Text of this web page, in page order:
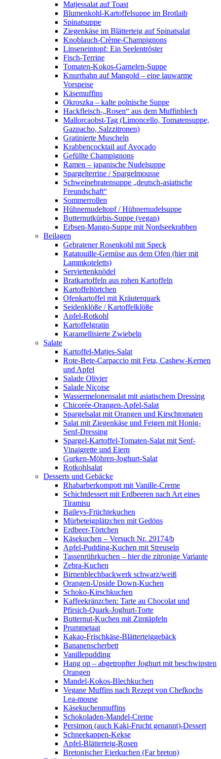
Matjessalat auf Toast
Blumenkohl-Kartoffelsuppe im Brotlaib
Spinatsuppe
Ziegenkäse im Blätterteig auf Spinatsalat
Knoblauch-Crème-Champignons
Linseneintopf: Ein Seelentröster
Fisch-Terrine
Tomaten-Kokos-Garnelen-Suppe
Knurrhahn auf Mangold – eine lauwarme
Vorspeise
Käsemuffins
Okroszka – kalte polnische Suppe
Hackfleisch-„Rosen“ aus dem Muffinblech
Mallorcaobst-Tag (Limoncello, Tomatensuppe,
Gazpacho, Salzzitronen)
Gratinierte Muscheln
Krabbencocktail auf Avocado
Gefüllte Champignons
Ramen – japanische Nudelsuppe
Spargelterrine / Spargelmousse
Schweinebratensuppe „deutsch-asiatische
Freundschaft“
Sommerrollen
Hühnernudeltopf / Hühnernudelsuppe
Butternutkürbis-Suppe (vegan)
Erbsen-Mango-Suppe mit Nordseekrabben
Beilagen
Gebratener Rosenkohl mit Speck
Ratatouille-Gemüse aus dem Ofen (hier mit
Lammkoteletts)
Serviettenknödel
Bratkartoffeln aus rohen Kartoffeln
Kartoffeltörtchen
Ofenkartoffel mit Kräuterquark
Seidenklöße / Kartoffelklöße
Apfel-Rotkohl
Kartoffelgratin
Karamellisierte Zwiebeln
Salate
Kartoffel-Matjes-Salat
Rote-Bete-Carpaccio mit Feta, Cashew-Kernen
und Apfel
Salade Olivier
Salade Niçoise
Wassermelonensalat mit asiatischem Dressing
Chicorée-Orangen-Apfel-Salat
Spargelsalat mit Orangen und Kirschtomaten
Salat mit Ziegenkäse und Feigen mit Honig-
Senf-Dressing
Spargel-Kartoffel-Tomaten-Salat mit Senf-
Vinaigrette und Eiern
Gurken-Möhren-Joghurt-Salat
Rotkohlsalat
Desserts und Gebäcke
Rhabarberkompott mit Vanille-Creme
Schichtdessert mit Erdbeeren nach Art eines
Tiramisu
Baileys-Früchtekuchen
Mürbeteigplätzchen mit Gedöns
Erdbeer-Törtchen
Käsekuchen – Versuch Nr. 29174/b
Apfel-Pudding-Kuchen mit Streuseln
Tassenrührkuchen – hier die zitronige Variante
Zebra-Kuchen
Birnenblechbackwerk schwarz/weiß
Orangen-Upside Down-Kuchen
Schoko-Kirschkuchen
Kaffeekränzchen: Tarte au Chocolat und
Pfirsich-Quark-Joghurt-Torte
Butternut-Kuchen mit Zimtäpfeln
Prummetaat
Kakao-Frischkäse-Blätterteiggebäck
Bananenscherbett
Vanillepudding
Hang op – abgetropfter Joghurt mit beschwipsten
Orangen
Mandel-Kokos-Blechkuchen
Vegane Muffins nach Rezept von Chefkochs
Lea-mouse
Käsekuchenmuffins
Schokoladen-Mandel-Creme
Persimon (auch Kaki-Frucht genannt)-Dessert
Schneekappen-Kekse
Apfel-Blätterteig-Rosen
Bretonischer Eierkuchen (Far breton)